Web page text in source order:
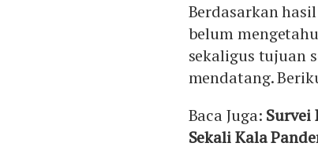
Berdasarkan
belum
sekaligus tujuan
mendatang.
Baca Juga: Survei
Sekali Kala